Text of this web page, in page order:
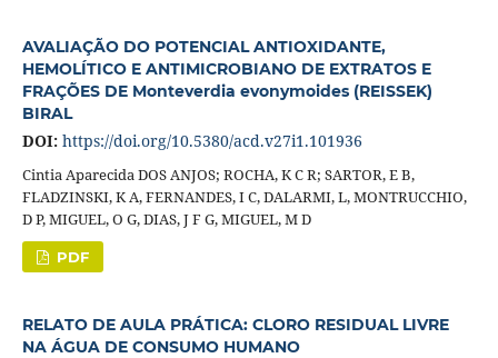
AVALIAÇÃO DO POTENCIAL ANTIOXIDANTE,
HEMOLÍTICO E ANTIMICROBIANO DE EXTRATOS E
FRAÇÕES DE Monteverdia evonymoides (REISSEK)
BIRAL
DOI: https://doi.org/10.5380/acd.v27i1.101936
Cintia Aparecida DOS ANJOS; ROCHA, K C R; SARTOR, E B,
FLADZINSKI, K A, FERNANDES, I C, DALARMI, L, MONTRUCCHIO,
D P, MIGUEL, O G, DIAS, J F G, MIGUEL, M D
PDF
RELATO DE AULA PRÁTICA: CLORO RESIDUAL LIVRE
NA ÁGUA DE CONSUMO HUMANO